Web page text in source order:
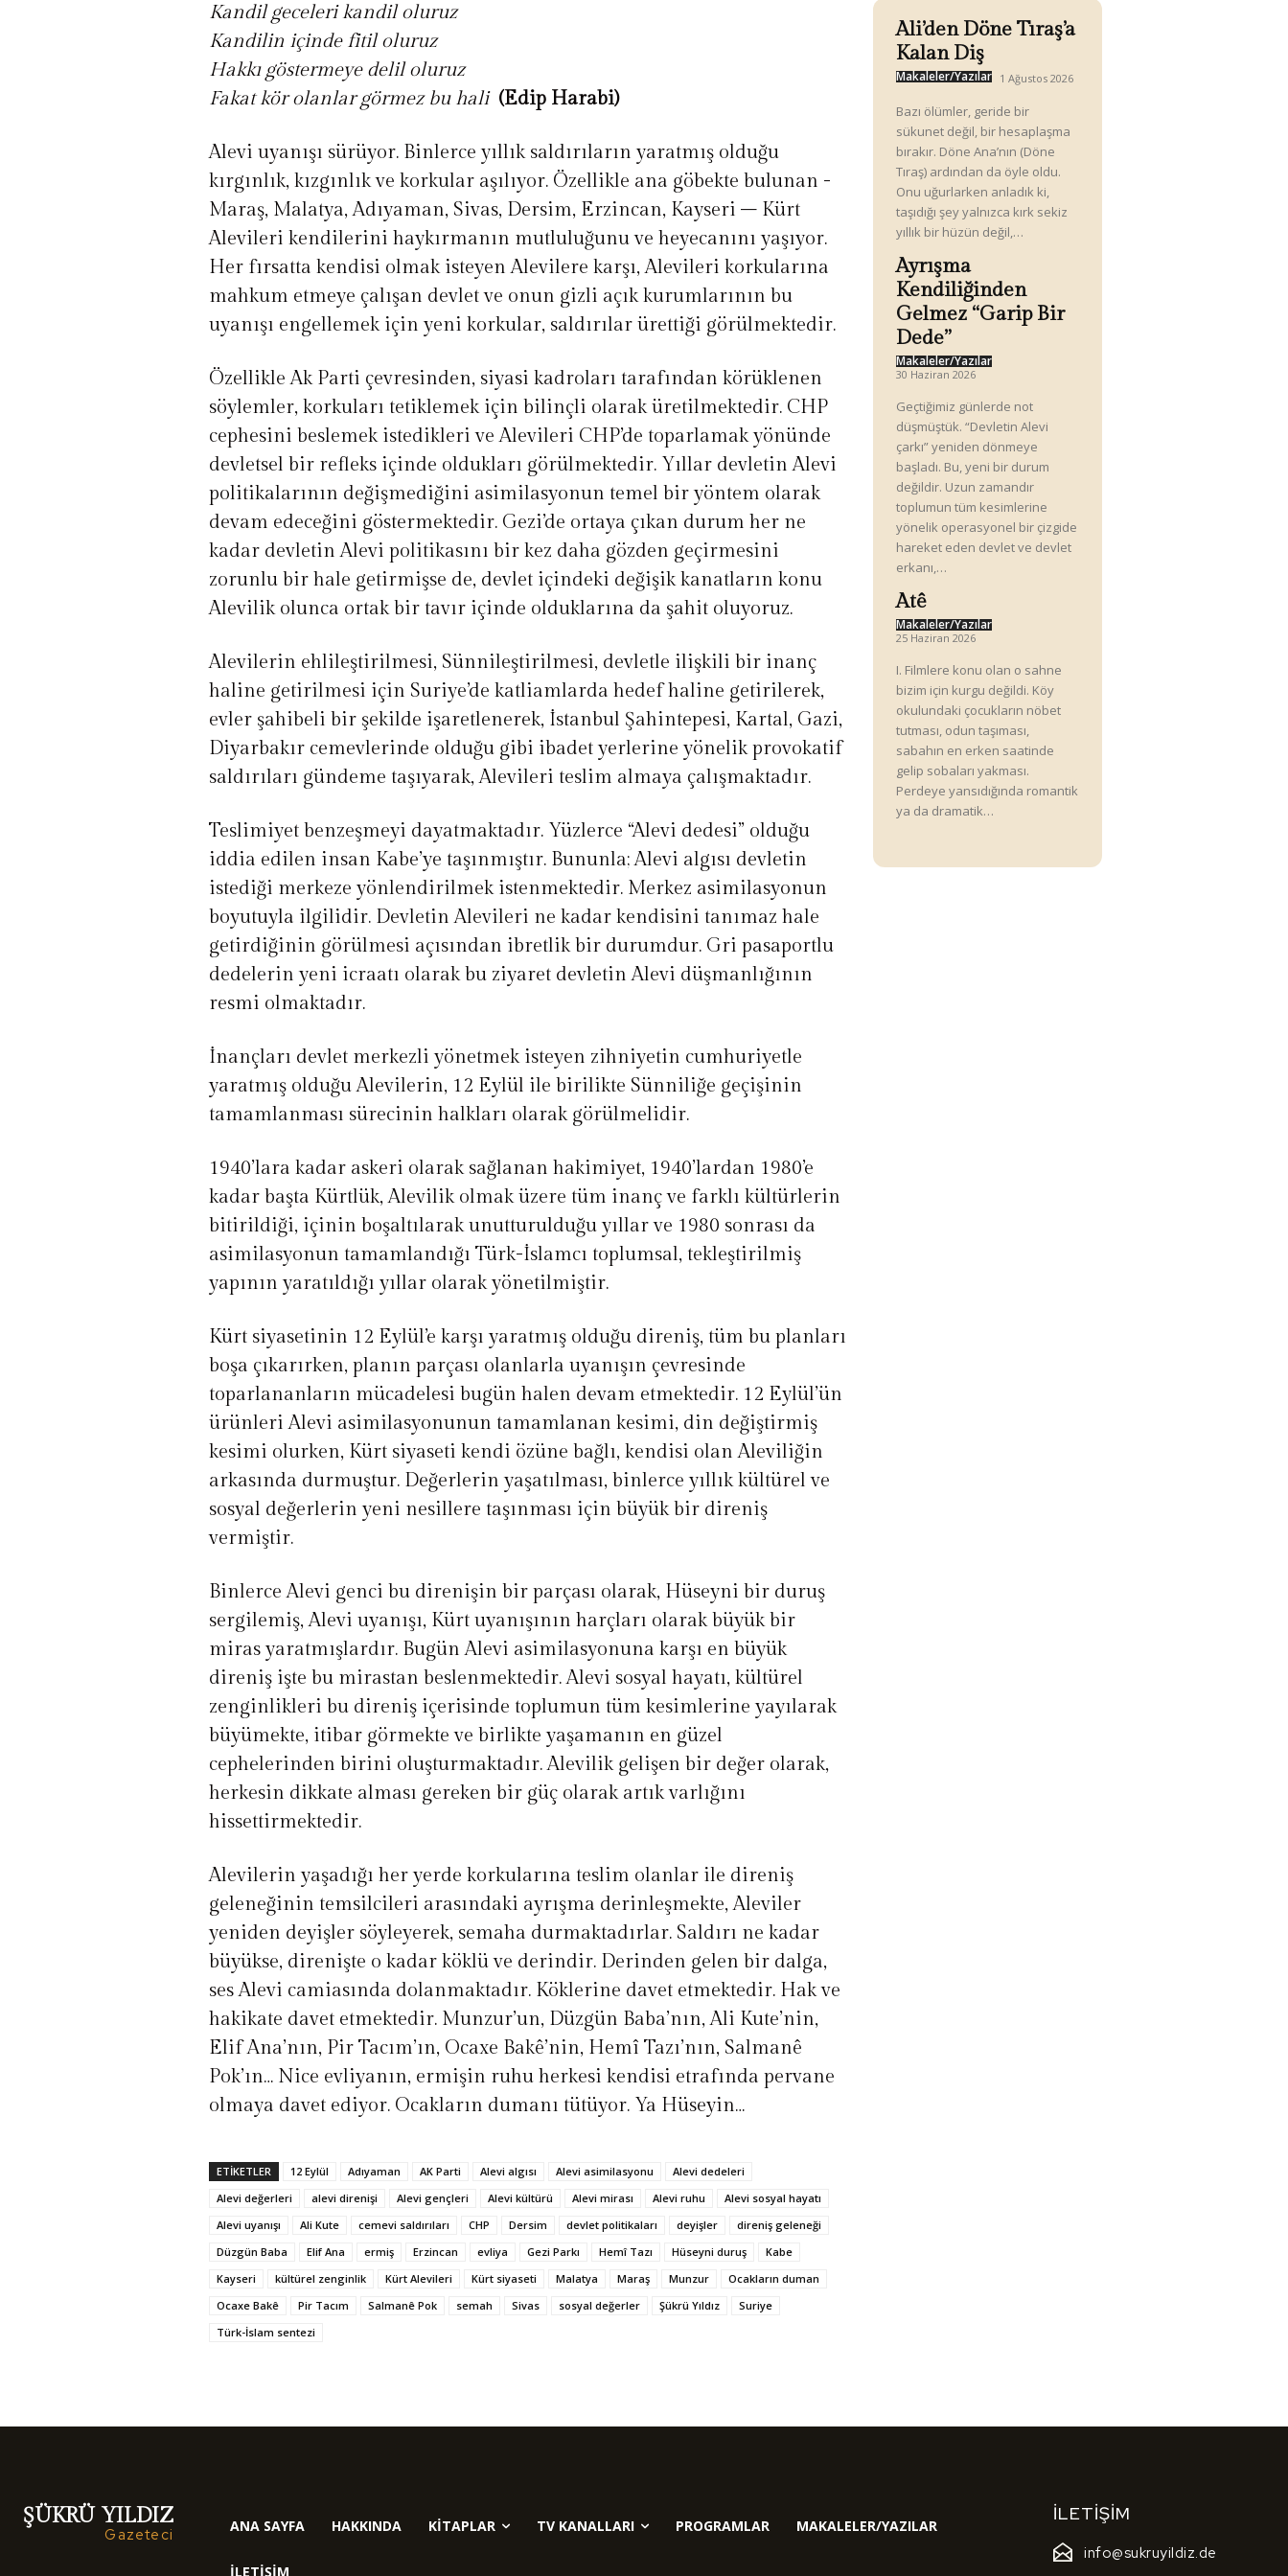
Kandil geceleri kandil oluruz
Kandilin içinde fitil oluruz
Hakkı göstermeye delil oluruz
Fakat kör olanlar görmez bu hali (Edip Harabi)
Alevi uyanışı sürüyor. Binlerce yıllık saldırıların yaratmış olduğu
kırgınlık, kızgınlık ve korkular aşılıyor. Özellikle ana göbekte bulunan -
Maraş, Malatya, Adıyaman, Sivas, Dersim, Erzincan, Kayseri – Kürt
Alevileri kendilerini haykırmanın mutluluğunu ve heyecanını yaşıyor.
Her fırsatta kendisi olmak isteyen Alevilere karşı, Alevileri korkularına
mahkum etmeye çalışan devlet ve onun gizli açık kurumlarının bu
uyanışı engellemek için yeni korkular, saldırılar ürettiği görülmektedir.
Özellikle Ak Parti çevresinden, siyasi kadroları tarafından körüklenen
söylemler, korkuları tetiklemek için bilinçli olarak üretilmektedir. CHP
cephesini beslemek istedikleri ve Alevileri CHP’de toparlamak yönünde
devletsel bir refleks içinde oldukları görülmektedir. Yıllar devletin Alevi
politikalarının değişmediğini asimilasyonun temel bir yöntem olarak
devam edeceğini göstermektedir. Gezi’de ortaya çıkan durum her ne
kadar devletin Alevi politikasını bir kez daha gözden geçirmesini
zorunlu bir hale getirmişse de, devlet içindeki değişik kanatların konu
Alevilik olunca ortak bir tavır içinde olduklarına da şahit oluyoruz.
Alevilerin ehlileştirilmesi, Sünnileştirilmesi, devletle ilişkili bir inanç
haline getirilmesi için Suriye’de katliamlarda hedef haline getirilerek,
evler şahibeli bir şekilde işaretlenerek, İstanbul Şahintepesi, Kartal, Gazi,
Diyarbakır cemevlerinde olduğu gibi ibadet yerlerine yönelik provokatif
saldırıları gündeme taşıyarak, Alevileri teslim almaya çalışmaktadır.
Teslimiyet benzeşmeyi dayatmaktadır. Yüzlerce “Alevi dedesi” olduğu
iddia edilen insan Kabe’ye taşınmıştır. Bununla; Alevi algısı devletin
istediği merkeze yönlendirilmek istenmektedir. Merkez asimilasyonun
boyutuyla ilgilidir. Devletin Alevileri ne kadar kendisini tanımaz hale
getirdiğinin görülmesi açısından ibretlik bir durumdur. Gri pasaportlu
dedelerin yeni icraatı olarak bu ziyaret devletin Alevi düşmanlığının
resmi olmaktadır.
İnançları devlet merkezli yönetmek isteyen zihniyetin cumhuriyetle
yaratmış olduğu Alevilerin, 12 Eylül ile birilikte Sünniliğe geçişinin
tamamlanması sürecinin halkları olarak görülmelidir.
1940’lara kadar askeri olarak sağlanan hakimiyet, 1940’lardan 1980’e
kadar başta Kürtlük, Alevilik olmak üzere tüm inanç ve farklı kültürlerin
bitirildiği, içinin boşaltılarak unutturulduğu yıllar ve 1980 sonrası da
asimilasyonun tamamlandığı Türk-İslamcı toplumsal, tekleştirilmiş
yapının yaratıldığı yıllar olarak yönetilmiştir.
Kürt siyasetinin 12 Eylül’e karşı yaratmış olduğu direniş, tüm bu planları
boşa çıkarırken, planın parçası olanlarla uyanışın çevresinde
toparlananların mücadelesi bugün halen devam etmektedir. 12 Eylül’ün
ürünleri Alevi asimilasyonunun tamamlanan kesimi, din değiştirmiş
kesimi olurken, Kürt siyaseti kendi özüne bağlı, kendisi olan Aleviliğin
arkasında durmuştur. Değerlerin yaşatılması, binlerce yıllık kültürel ve
sosyal değerlerin yeni nesillere taşınması için büyük bir direniş
vermiştir.
Binlerce Alevi genci bu direnişin bir parçası olarak, Hüseyni bir duruş
sergilemiş, Alevi uyanışı, Kürt uyanışının harçları olarak büyük bir
miras yaratmışlardır. Bugün Alevi asimilasyonuna karşı en büyük
direniş işte bu mirastan beslenmektedir. Alevi sosyal hayatı, kültürel
zenginlikleri bu direniş içerisinde toplumun tüm kesimlerine yayılarak
büyümekte, itibar görmekte ve birlikte yaşamanın en güzel
cephelerinden birini oluşturmaktadır. Alevilik gelişen bir değer olarak,
herkesin dikkate alması gereken bir güç olarak artık varlığını
hissettirmektedir.
Alevilerin yaşadığı her yerde korkularına teslim olanlar ile direniş
geleneğinin temsilcileri arasındaki ayrışma derinleşmekte, Aleviler
yeniden deyişler söyleyerek, semaha durmaktadırlar. Saldırı ne kadar
büyükse, direnişte o kadar köklü ve derindir. Derinden gelen bir dalga,
ses Alevi camiasında dolanmaktadır. Köklerine davet etmektedir. Hak ve
hakikate davet etmektedir. Munzur’un, Düzgün Baba’nın, Ali Kute’nin,
Elif Ana’nın, Pir Tacım’ın, Ocaxe Bakê’nin, Hemî Tazı’nın, Salmanê
Pok’ın… Nice evliyanın, ermişin ruhu herkesi kendisi etrafında pervane
olmaya davet ediyor. Ocakların dumanı tütüyor. Ya Hüseyin…
ETIKETLER 12 Eylül Adıyaman AK Parti Alevi algısı Alevi asimilasyonu
Alevi dedeleri
Alevi değerleri
alevi direnişi Alevi gençleri Alevi kültürü Alevi mirası Alevi ruhu
Alevi sosyal hayatı
Alevi uyanışı
Ali Kute cemevi saldırıları CHP Dersim devlet politikaları deyişler
direniş geleneği
Düzgün Baba
Elif Ana ermiş Erzincan evliya Gezi Parkı Hemî Tazı Hüseyni duruş
Kabe
Kayseri
kültürel zenginlik Kürt Alevileri Kürt siyaseti Malatya Maraş Munzur
Ocakların duman
Ocaxe Bakê
Pir Tacım Salmanê Pok semah Sivas sosyal değerler Şükrü Yıldız
Suriye
Türk-İslam sentezi
Ali’den Döne Tıraş’a
Kalan Diş
Makaleler/Yazılar 1 Ağustos 2026
Bazı ölümler, geride bir
sükunet değil, bir hesaplaşma
bırakır. Döne Ana’nın (Döne
Tıraş) ardından da öyle oldu.
Onu uğurlarken anladık ki,
taşıdığı şey yalnızca kırk sekiz
yıllık bir hüzün değil,…
Ayrışma
Kendiliğinden
Gelmez “Garip Bir
Dede”
Makaleler/Yazılar
30 Haziran 2026
Geçtiğimiz günlerde not
düşmüştük. “Devletin Alevi
çarkı” yeniden dönmeye
başladı. Bu, yeni bir durum
değildir. Uzun zamandır
toplumun tüm kesimlerine
yönelik operasyonel bir çizgide
hareket eden devlet ve devlet
erkanı,…
Atê
Makaleler/Yazılar
25 Haziran 2026
I. Filmlere konu olan o sahne
bizim için kurgu değildi. Köy
okulundaki çocukların nöbet
tutması, odun taşıması,
sabahın en erken saatinde
gelip sobaları yakması.
Perdeye yansıdığında romantik
ya da dramatik…
ŞÜKRÜ YILDIZ
Gazeteci ANA SAYFA HAKKINDA KITAPLAR TV KANALLARI PROGRAMLAR MAKALELER/YAZILAR
İLETIŞIM
İLETIŞIM
info@sukruyildiz.de